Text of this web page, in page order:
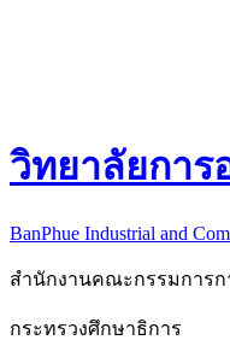
วิทยาลัยกา
BanPhue Industrial and
สำนักงานคณะกรรมการก
กระทรวงศึกษาธิการ